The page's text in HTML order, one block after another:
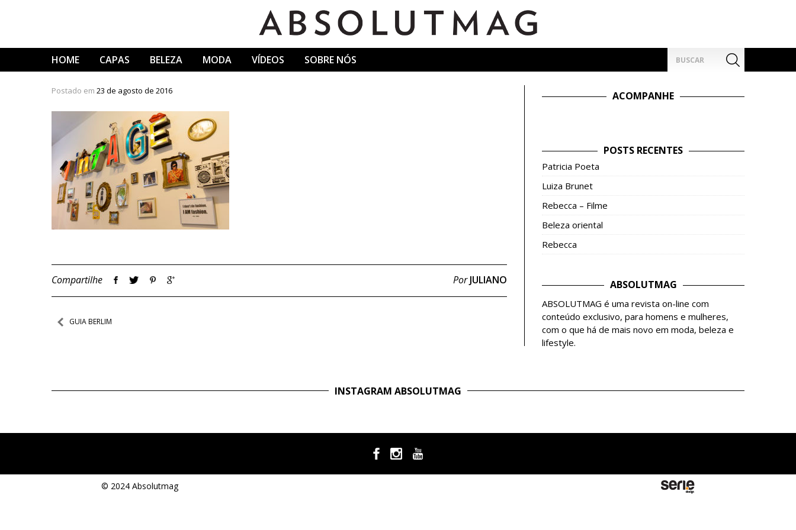
HOME CAPAS BELEZA MODA VÍDEOS SOBRE NÓS
por:
Postado em 23 de agosto de 2016
Compartilhe PorJULIANO
Navegação
GUIA BERLIM
ACOMPANHE
POSTS RECENTES
Patricia Poeta
Luiza Brunet
Rebecca – Filme
Beleza oriental
Rebecca
ABSOLUTMAG
ABSOLUTMAG é uma revista on-line com
conteúdo exclusivo, para homens e mulheres,
com o que há de mais novo em moda, beleza e
lifestyle.
INSTAGRAM ABSOLUTMAG
© 2024 Absolutmag